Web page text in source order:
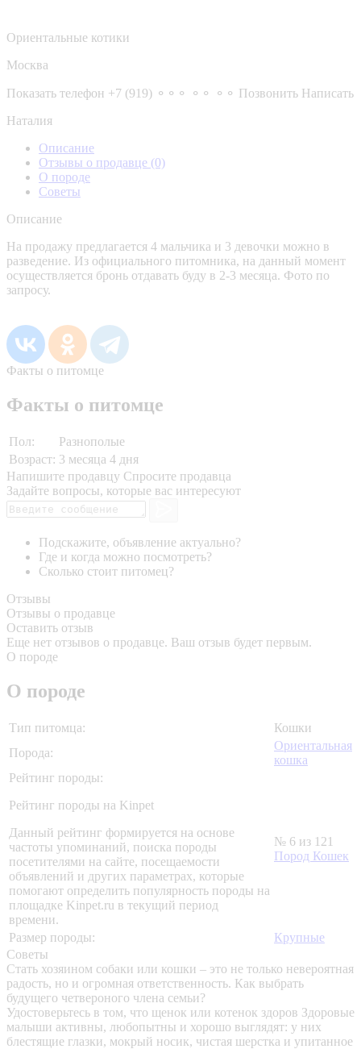
Ориентальные котики
Москва
Показать телефон +7 (919) ⚬⚬⚬ ⚬⚬ ⚬⚬ Позвонить Написать
Наталия
Описание
Отзывы о продавце (0)
О породе
Советы
Описание
На продажу предлагается 4 мальчика и 3 девочки можно в
разведение. Из официального питомника, на данный момент
осуществляется бронь отдавать буду в 2-3 месяца. Фото по
запросу.
Факты о питомце
Факты о питомце
Пол:
Разнополые
Возраст: 3 месяца 4 дня
Напишите продавцу Спросите продавца
Задайте вопросы, которые вас интересуют
Подскажите, объявление актуально?
Где и когда можно посмотреть?
Сколько стоит питомец?
Отзывы
Отзывы о продавце
Оставить отзыв
Еще нет отзывов о продавце. Ваш отзыв будет первым.
О породе
О породе
Тип питомца:
Кошки
Порода:
Ориентальная
кошка
Рейтинг породы:
Рейтинг породы на Kinpet
Данный рейтинг формируется на основе
частоты упоминаний, поиска породы
посетителями на сайте, посещаемости
объявлений и других параметрах, которые
помогают определить популярность породы на
площадке Kinpet.ru в текущий период
времени.
№ 6 из 121
Пород Кошек
Размер породы:
Крупные
Советы
Стать хозяином собаки или кошки – это не только невероятная
радость, но и огромная ответственность. Как выбрать
будущего четвероного члена семьи?
Удостоверьтесь в том, что щенок или котенок здоров Здоровые
малыши активны, любопытны и хорошо выглядят: у них
блестящие глазки, мокрый носик, чистая шерстка и упитанное